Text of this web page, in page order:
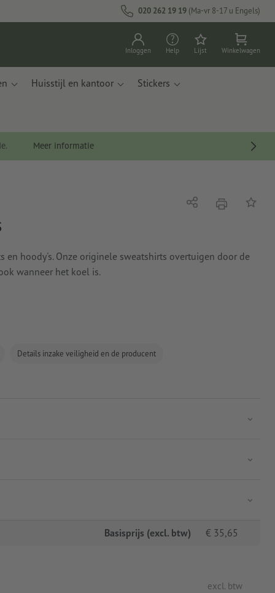
020 262 19 19 (Ma-vr 8-17 u Engels)
Inloggen Help Lijst Winkelwagen
Huisstijl en kantoor Stickers
Meer informatie
hoody's. Onze originele sweatshirts overtuigen door de
wanneer het koel is.
Details inzake veiligheid en de producent
Delen afdrukkenOp de
Basisprijs (excl. btw) € 35,65
excl. btw